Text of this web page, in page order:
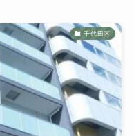
千代田区